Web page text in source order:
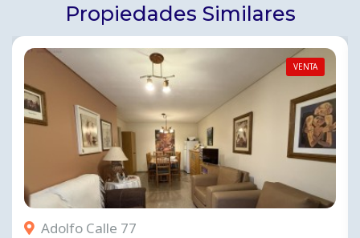
Propiedades Similares
VENTA
Adolfo Calle 77